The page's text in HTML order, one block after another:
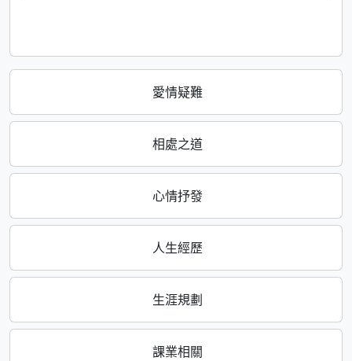
愛情疑難
相處之道
心情抒發
人生經歷
生涯規劃
課業相關